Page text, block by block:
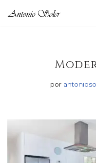
por